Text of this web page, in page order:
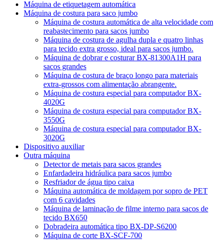
Máquina de etiquetagem automática
Máquina de costura para saco jumbo
Máquina de costura automática de alta velocidade com
reabastecimento para sacos jumbo
Máquina de costura de agulha dupla e quatro linhas
para tecido extra grosso, ideal para sacos jumbo.
Máquina de dobrar e costurar BX-81300A1H para
sacos grandes
Máquina de costura de braço longo para materiais
extra-grossos com alimentação abrangente.
Máquina de costura especial para computador BX-
4020G
Máquina de costura especial para computador BX-
3550G
Máquina de costura especial para computador BX-
3020G
Dispositivo auxiliar
Outra máquina
Detector de metais para sacos grandes
Enfardadeira hidráulica para sacos jumbo
Resfriador de água tipo caixa
Máquina automática de moldagem por sopro de PET
com 6 cavidades
Máquina de laminação de filme interno para sacos de
tecido BX650
Dobradeira automática tipo BX-DP-S6200
Máquina de corte BX-SCF-700